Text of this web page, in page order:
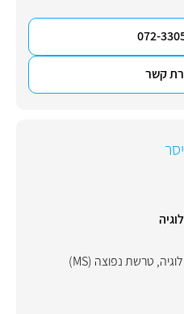
072-
קשר
, טרשת נפוצה (MS)